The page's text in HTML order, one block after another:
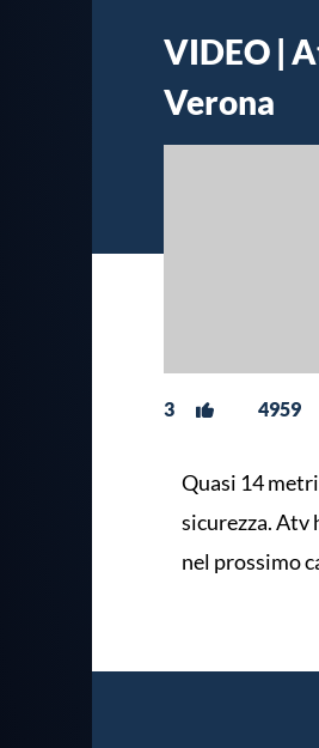
VIDEO |
Verona
3 4959
Quasi 14
sicurezza. Atv
nel prossimo